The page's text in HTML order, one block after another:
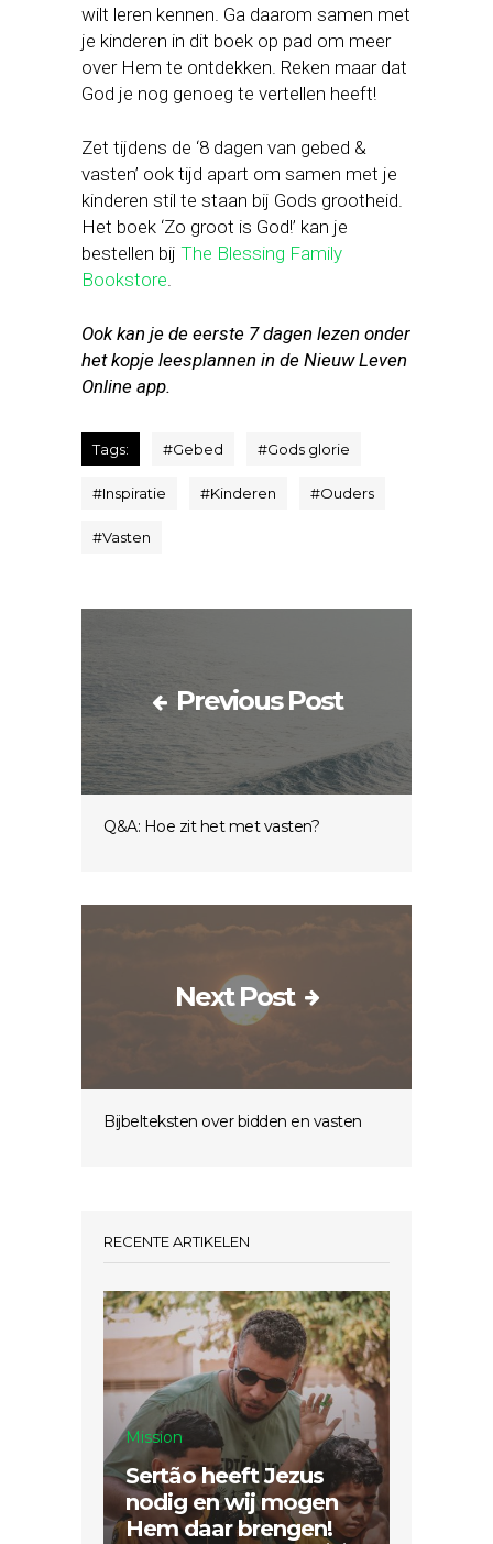
wilt leren kennen. Ga daarom samen met
je kinderen in dit boek op pad om meer
over Hem te ontdekken. Reken maar dat
God je nog genoeg te vertellen heeft!
Zet tijdens de ‘8 dagen van gebed &
vasten’ ook tijd apart om samen met je
kinderen stil te staan bij Gods grootheid.
Het boek ‘Zo groot is God!’ kan je
bestellen bij The Blessing Family
Bookstore.
Ook kan je de eerste 7 dagen lezen onder
het kopje leesplannen in de Nieuw Leven
Online app.
Tags: #Gebed #Gods glorie
#Inspiratie #Kinderen #Ouders
#Vasten
Previous Post
Q&A: Hoe zit het met vasten?
Next Post
Bijbelteksten over bidden en vasten
RECENTE ARTIKELEN
Mission
Sertão heeft Jezus
nodig en wij mogen
Hem daar brengen!